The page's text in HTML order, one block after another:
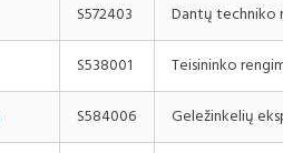
S572403 Dantų techniko
S538001 Teisininko
S584006 Geležinkelių